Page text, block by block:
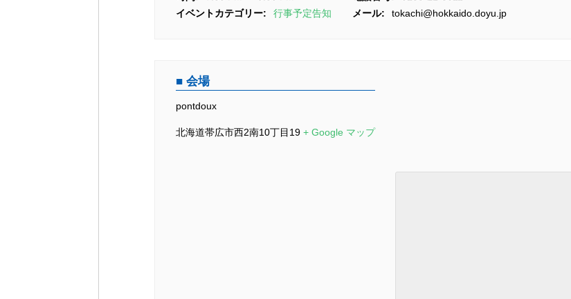
イベントカテゴリー:
行事予定告知
メール:
tokachi@hokkaido.doyu.jp
会場
pontdoux
北海道帯広市西2南10丁目19 + Google マップ